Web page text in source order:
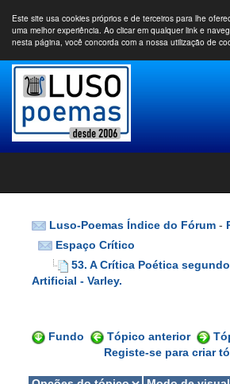
Este site usa cookies próprios e de terceiros para lhe
uma melhor experiência. Ao clicar em qualquer link e
nesta página, você concorda com a nossa utilização de
Luso-Poemas Índice do Fórum -
Espaço Crítico
53. A Crítica Poética
Artificial - Varley.
Fundo Tópico anterior
Registe-se para criar